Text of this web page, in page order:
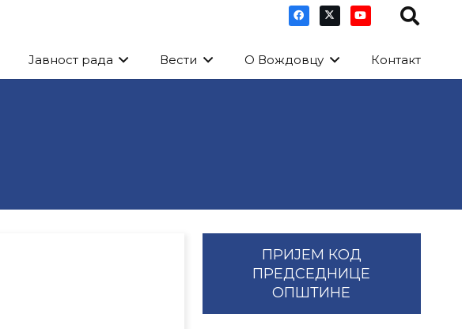
Јавност рада Вести О Вождовцу Контакт
ПРИЈЕМ КОД
ПРЕДСЕДНИЦЕ
ОПШТИНЕ